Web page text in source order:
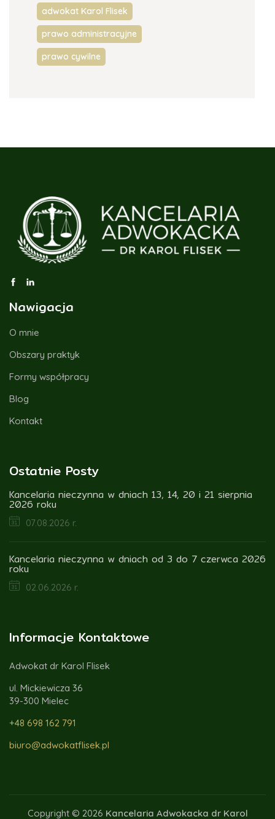
adwokat Karol Flisek
prawo administracyjne
prawo cywilne
Nawigacja
O mnie
Obszary praktyk
Formy współpracy
Blog
Kontakt
Ostatnie Posty
Kancelaria nieczynna w dniach 13, 14, 20 i 21 sierpnia
2026 roku
07.08.2026 r.
Kancelaria nieczynna w dniach od 3 do 7 czerwca 2026
roku
02.06.2026 r.
Informacje Kontaktowe
Adwokat dr Karol Flisek
ul. Mickiewicza 36
39-300 Mielec
+48 698 162 791
biuro@adwokatflisek.pl
Copyright © 2026 Kancelaria Adwokacka dr Karol